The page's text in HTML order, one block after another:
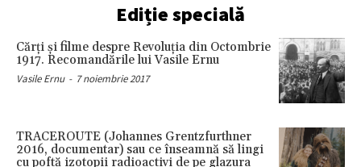
Ediție specială
Cărţi şi filme despre Revoluţia din Octombrie
1917. Recomandările lui Vasile Ernu
Vasile Ernu - 7 noiembrie 2017
TRACEROUTE (Johannes Grentzfurthner
2016, documentar) sau ce înseamnă să lingi
cu poftă izotopii radioactivi de pe glazura